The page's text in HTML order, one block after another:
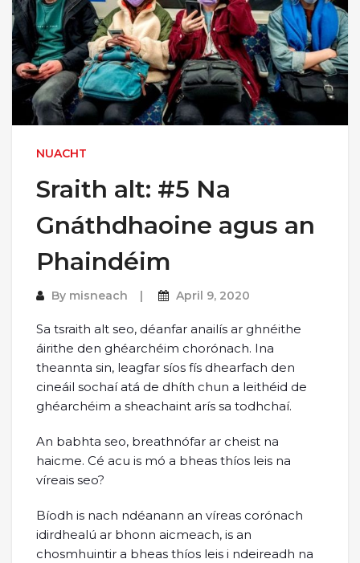
NUACHT
Sraith alt: #5 Na
Gnáthdhaoine agus an
Phaindéim
By misneach April 9, 2020
Sa tsraith alt seo, déanfar anailís ar ghnéithe
áirithe den ghéarchéim chorónach. Ina
theannta sin, leagfar síos fís dhearfach den
cineáil sochaí atá de dhíth chun a leithéid de
ghéarchéim a sheachaint arís sa todhchaí.
An babhta seo, breathnófar ar cheist na
haicme. Cé acu is mó a bheas thíos leis na
víreais seo?
Bíodh is nach ndéanann an víreas corónach
idirdhealú ar bhonn aicmeach, is an
chosmhuintir a bheas thíos leis i ndeireadh na